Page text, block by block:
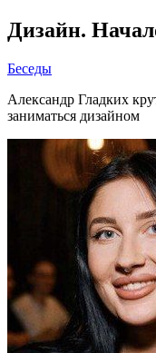
Дизайн.
Беседы
Александр Гладких
заниматься дизайном